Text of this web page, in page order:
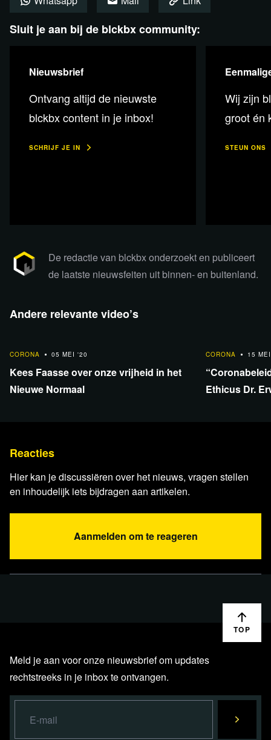
uitzending daarom nu via Rumble bekijken.
Lees verder
Sluit je aan bij de blckbx community:
Nieuwsbrief
Ontvang altijd de nieuwste
blckbx content in je inbox!
SCHRIJF JE IN
Wij zijn
groot én
STEUN ONS
De redactie van blckbx onderzoekt en publiceert
de laatste nieuwsfeiten uit binnen- en buitenland.
Andere relevante video’s
CORONA
05 MEI '20
Kees Faasse over onze vrijheid in het
Nieuwe Normaal
CORONA
15
Ethicus Dr.
Reacties
Hier kan je discussiëren over het nieuws, vragen stellen
en inhoudelijk iets bijdragen aan artikelen.
Aanmelden om te reageren
TOP
Meld je aan voor onze nieuwsbrief om updates
rechtstreeks in je inbox te ontvangen.